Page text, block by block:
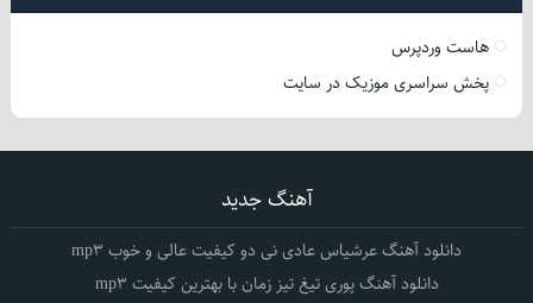
هاست وردپرس
پخش سراسری موزیک در سایت
آهنگ جدید
دانلود آهنگ عرشیاس عادی نی دو کیفیت عالی و خوب mp3
دانلود آهنگ پوری تیغ تیز زمان با بهترین کیفیت mp3